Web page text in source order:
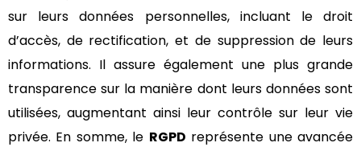
sur leurs données personnelles, incluant le droit
d’accès, de rectification, et de suppression de leurs
informations. Il assure également une plus grande
transparence sur la manière dont leurs données sont
utilisées, augmentant ainsi leur contrôle sur leur vie
privée. En somme, le RGPD représente une avancée